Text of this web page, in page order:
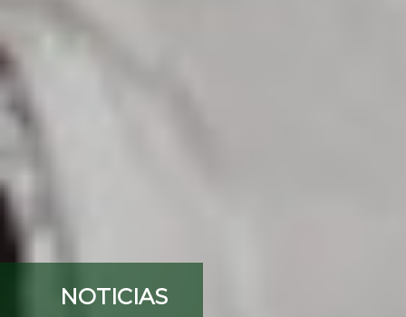
NOTICIAS